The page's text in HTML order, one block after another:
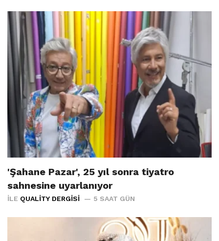
'Şahane Pazar', 25 yıl sonra tiyatro
sahnesine uyarlanıyor
İLE QUALITY DERGISI 5 SAAT GÜN